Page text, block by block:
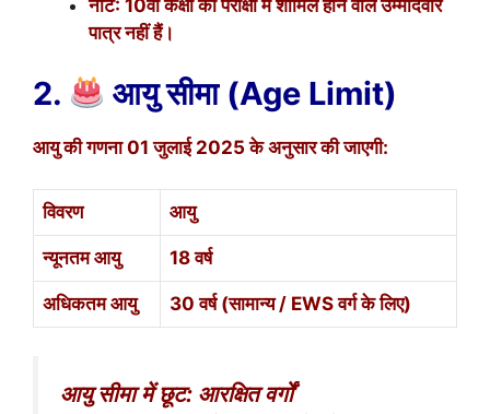
नोट: 10वीं कक्षा की परीक्षा में शामिल होने वाले उम्मीदवार
पात्र नहीं हैं।
2. आयु सीमा (Age Limit)
आयु की गणना 01 जुलाई 2025 के अनुसार की जाएगी:
विवरण आयु
न्यूनतम आयु 18 वर्ष
अधिकतम आयु 30 वर्ष (सामान्य / EWS वर्ग के लिए)
आयु सीमा में छूट: आरक्षित वर्गों